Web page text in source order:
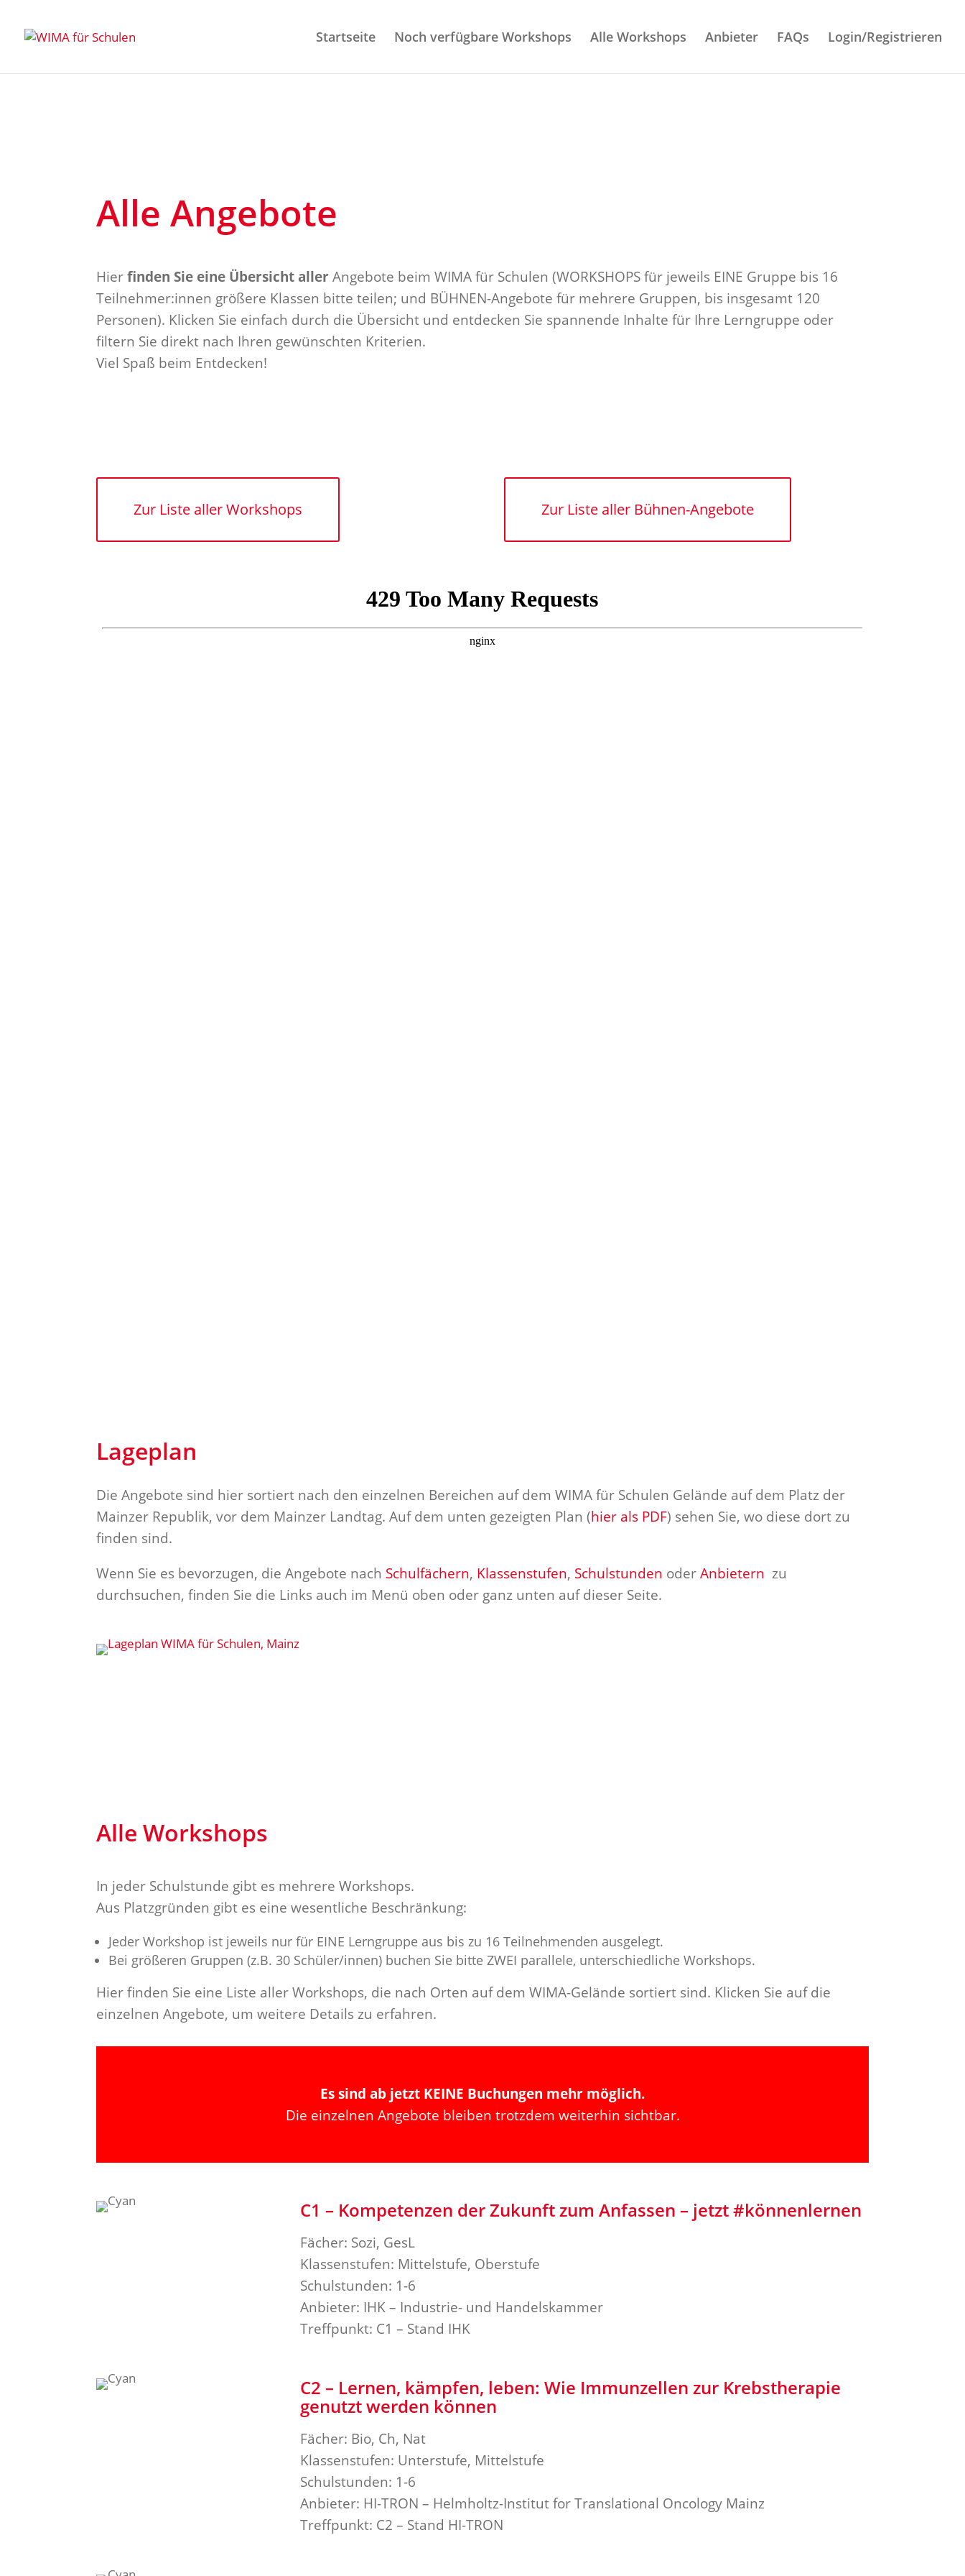
Startseite Noch verfügbare Workshops Alle Workshops Anbieter FAQs Login/Registrieren
Alle Angebote
Hierfinden Sie eine Übersicht allerAngebote beim WIMA für Schulen (WORKSHOPS für jeweils EINE Gruppe bis 16
Teilnehmer:innen größere Klassen bitte teilen; und BÜHNEN-Angebote für mehrere Gruppen, bis insgesamt 120
Personen). Klicken Sie einfach durch die Übersicht und entdecken Sie spannende Inhalte für Ihre Lerngruppe oder
filtern Sie direkt nach Ihren gewünschten Kriterien.
Viel Spaß beim Entdecken!
Zur Liste aller Workshops Zur Liste aller Bühnen-Angebote
Lageplan
Die Angebote sind hier sortiert nach den einzelnen Bereichen auf dem WIMA für Schulen Gelände auf dem Platz der
Mainzer Republik, vor dem Mainzer Landtag. Auf dem unten gezeigten Plan (hier als PDF) sehen Sie, wo diese dort zu
finden sind.
Wenn Sie es bevorzugen, die Angebote nach Schulfächern, Klassenstufen, Schulstunden oderAnbietern zu
durchsuchen, finden Sie die Links auch im Menü oben oder ganz unten auf dieser Seite.
Alle Workshops
In jeder Schulstunde gibt es mehrere Workshops.
Aus Platzgründen gibt es eine wesentliche Beschränkung:
Jeder Workshop ist jeweils nur für EINE Lerngruppe aus bis zu 16 Teilnehmenden ausgelegt.
Bei größeren Gruppen (z.B. 30 Schüler/innen) buchen Sie bitte ZWEI parallele, unterschiedliche Workshops.
Hier finden Sie eine Liste aller Workshops, die nach Orten auf dem WIMA-Gelände sortiert sind. Klicken Sie auf die
einzelnen Angebote, um weitere Details zu erfahren.
Es sind ab jetzt KEINE Buchungen mehr möglich.
Die einzelnen Angebote bleiben trotzdem weiterhin sichtbar.
C1 – Kompetenzen der Zukunft zum Anfassen – jetzt #könnenlernen
Fächer: Sozi, GesL
Klassenstufen: Mittelstufe, Oberstufe
Schulstunden: 1-6
Anbieter: IHK – Industrie- und Handelskammer
Treffpunkt: C1 – Stand IHK
C2 – Lernen, kämpfen, leben: Wie Immunzellen zur Krebstherapie
genutzt werden können
Fächer: Bio, Ch, Nat
Klassenstufen: Unterstufe, Mittelstufe
Schulstunden: 1-6
Anbieter: HI-TRON – Helmholtz-Institut for Translational Oncology Mainz
Treffpunkt: C2 – Stand HI-TRON